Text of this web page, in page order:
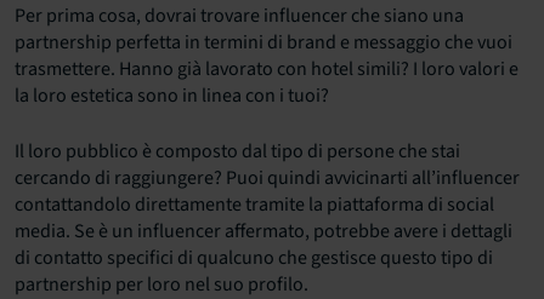
Per prima cosa, dovrai trovare influencer che siano una
partnership perfetta in termini di brand e messaggio che vuoi
trasmettere. Hanno già lavorato con hotel simili? I loro valori e
la loro estetica sono in linea con i tuoi?
Il loro pubblico è composto dal tipo di persone che stai
cercando di raggiungere? Puoi quindi avvicinarti all’influencer
contattandolo direttamente tramite la piattaforma di social
media. Se è un influencer affermato, potrebbe avere i dettagli
di contatto specifici di qualcuno che gestisce questo tipo di
partnership per loro nel suo profilo.